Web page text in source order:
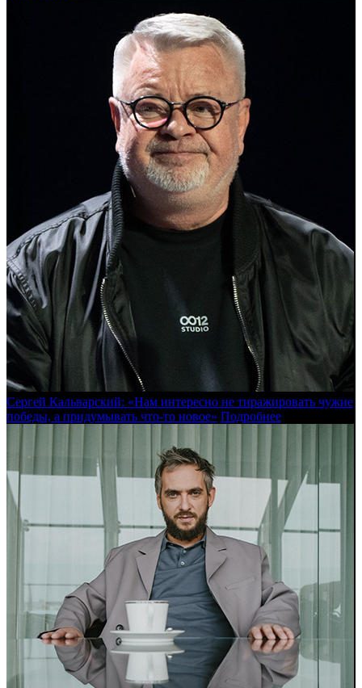
Сергей Кальварский: «Нам интересно не тиражировать чужие
победы, а придумывать что-то новое» Подробнее